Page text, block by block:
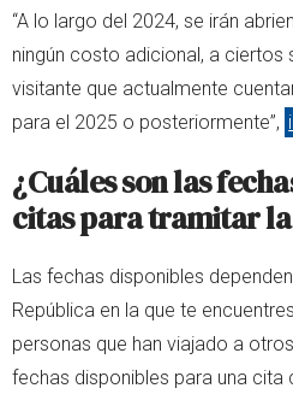
“A lo largo del 2024, se irán
ningún costo adicional, a ciertos
visitante que actualmente
para el 2025 o posteriormente”,
¿Cuáles son las
citas para tramitar
Las fechas disponibles
República en la que te
personas que han viajado a
fechas disponibles para una cita